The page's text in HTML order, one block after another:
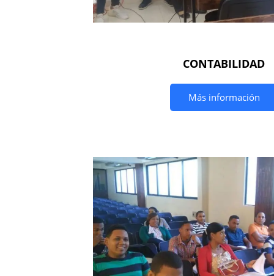
CONTABILIDAD
Más información